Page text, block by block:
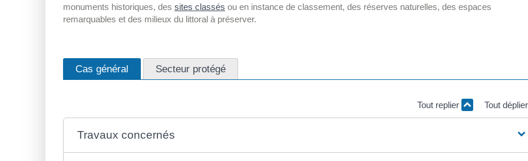
monuments historiques, des sites classés ou en instance de classement, des réserves naturelles, des espaces
remarquables et des milieux du littoral à préserver.
Cas général Secteur protégé
Tout replier Tout
Travaux concernés